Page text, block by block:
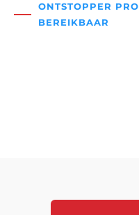
ONTSTOPPER
BEREIKBAAR